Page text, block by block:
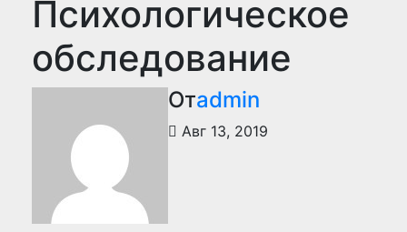
Психологическое
обследование
Отadmin
Авг 13, 2019